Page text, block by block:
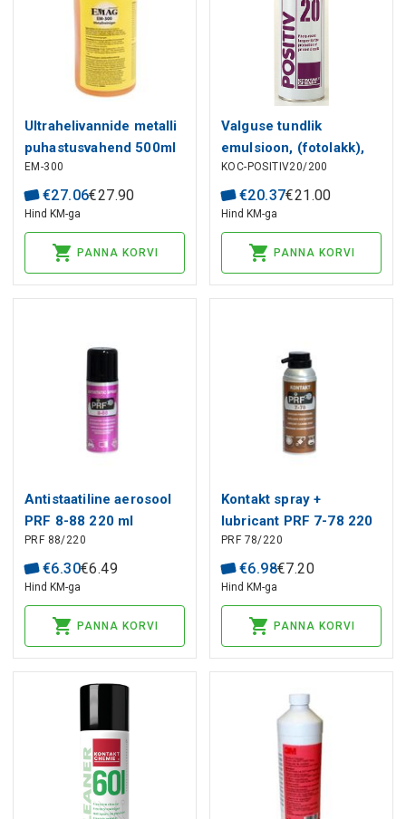
Ultrahelivannide metalli
puhastusvahend 500ml
EM-300, EMAG
EM-300
€27.06€27.90
Hind KM-ga
PANNA KORVI
Valguse tundlik
emulsioon, (fotolakk),
200ml, Kontakt Chemie
KOC-POSITIV20/200
€20.37€21 .00
Hind KM-ga
PANNA KORVI
Antistaatiline aerosool
PRF 8-88 220 ml
Taerosol
PRF 88/220
€6.30€6.49
Hind KM-ga
PANNA KORVI
Kontakt spray +
lubricant PRF 7-78 220
ml Taerosol
PRF 78/220
€6.98€7.20
Hind KM-ga
PANNA KORVI